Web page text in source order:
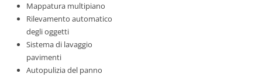
Mappatura multipiano
Rilevamento automatico
degli oggetti
Sistema di lavaggio
pavimenti
Autopulizia del panno